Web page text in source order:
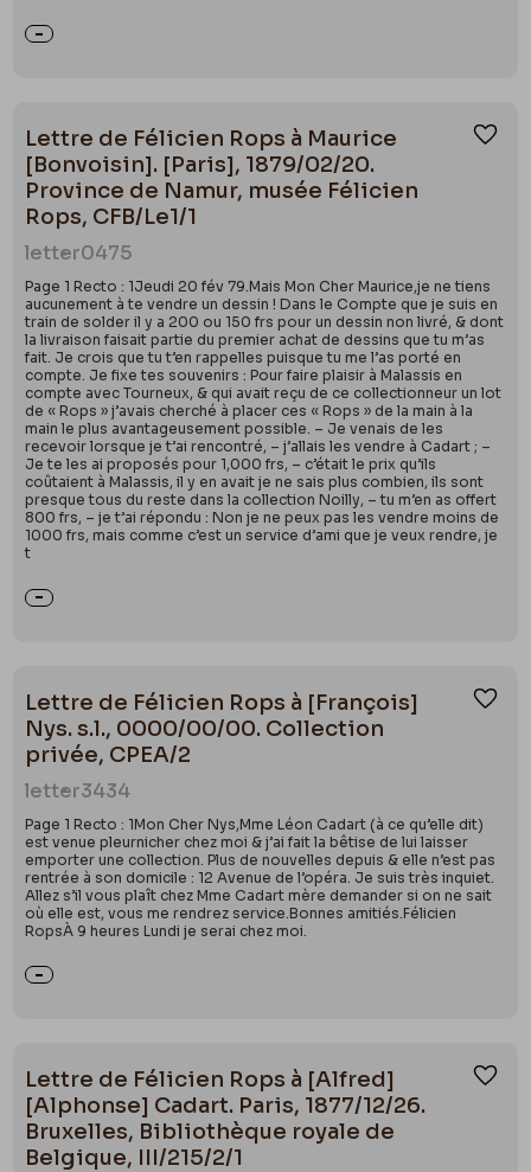
Lettre de Félicien Rops à Maurice
[Bonvoisin]. [Paris], 1879/02/20.
Province de Namur, musée Félicien
Rops, CFB/Le1/1
letter0475
Page 1 Recto : 1Jeudi 20 fév 79.Mais Mon Cher Maurice,je ne tiens
aucunement à te vendre un dessin ! Dans le Compte que je suis en
train de solder il y a 200 ou 150 frs pour un dessin non livré, & dont
la livraison faisait partie du premier achat de dessins que tu m’as
fait. Je crois que tu t’en rappelles puisque tu me l’as porté en
compte. Je fixe tes souvenirs : Pour faire plaisir à Malassis en
compte avec Tourneux, & qui avait reçu de ce collectionneur un lot
de « Rops » j’avais cherché à placer ces « Rops » de la main à la
main le plus avantageusement possible. – Je venais de les
recevoir lorsque je t’ai rencontré, – j’allais les vendre à Cadart ; –
Je te les ai proposés pour 1,000 frs, – c’était le prix qu’ils
coûtaient à Malassis, il y en avait je ne sais plus combien, ils sont
presque tous du reste dans la collection Noilly, – tu m’en as offert
800 frs, – je t’ai répondu : Non je ne peux pas les vendre moins de
1000 frs, mais comme c’est un service d’ami que je veux rendre, je
t
Lettre de Félicien Rops à [François]
Nys. s.l., 0000/00/00. Collection
privée, CPEA/2
letter3434
Page 1 Recto : 1Mon Cher Nys,Mme Léon Cadart (à ce qu’elle dit)
est venue pleurnicher chez moi & j’ai fait la bêtise de lui laisser
emporter une collection. Plus de nouvelles depuis & elle n’est pas
rentrée à son domicile : 12 Avenue de l’opéra. Je suis très inquiet.
Allez s’il vous plaît chez Mme Cadart mère demander si on ne sait
où elle est, vous me rendrez service.Bonnes amitiés.Félicien
RopsÀ 9 heures Lundi je serai chez moi.
Lettre de Félicien Rops à [Alfred]
[Alphonse] Cadart. Paris, 1877/12/26.
Bruxelles, Bibliothèque royale de
Belgique, III/215/2/1